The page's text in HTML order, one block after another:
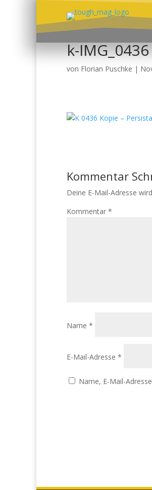
k-
von Florian Puschke |
Kommentar
Deine E-Mail-Adresse
Kommentar *
Name *
E-Mail-Adresse *
Name, E-Mail-